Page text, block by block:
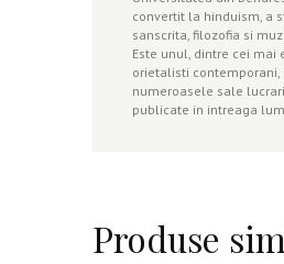
convertit la hinduism, a
sanscrita, filozofia si
Este unul, dintre cei mai
orietalisti contemporani,
numeroasele sale
publicate in intreaga
Produse